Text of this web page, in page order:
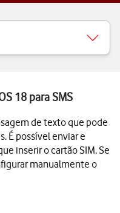
18 para SMS
de texto que pode
É possível enviar e
inserir o cartão SIM. Se
manualmente o